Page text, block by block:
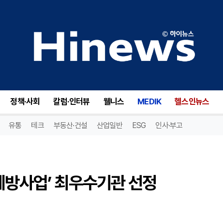
정책·사회 칼럼·인터뷰 웰니스 MEDIK 헬스인뉴스
유통 테크 부동산·건설 산업일반 ESG 인사·부고
사업’ 최우수기관 선정